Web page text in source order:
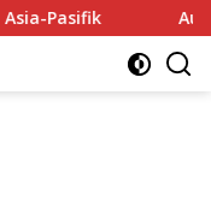
Audit BTT